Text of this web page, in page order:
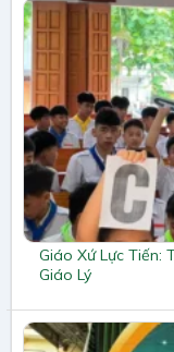
Giáo Xứ Lực Tiến:
Giáo Lý